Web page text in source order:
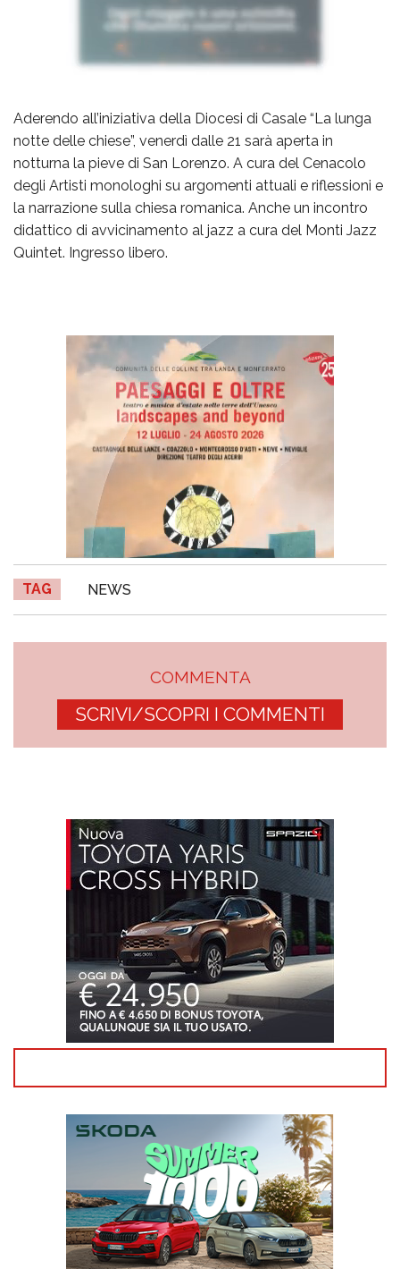
Aderendo all’iniziativa della Diocesi di Casale “La lunga
notte delle chiese”, venerdì dalle 21 sarà aperta in
notturna la pieve di San Lorenzo. A cura del Cenacolo
degli Artisti monologhi su argomenti attuali e riflessioni e
la narrazione sulla chiesa romanica. Anche un incontro
didattico di avvicinamento al jazz a cura del Monti Jazz
Quintet. Ingresso libero.
TAG NEWS
COMMENTA
SCRIVI/SCOPRI I COMMENTI